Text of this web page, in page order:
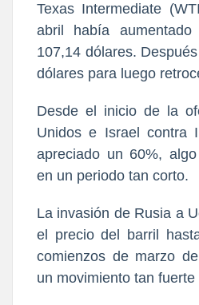
Texas Intermediate
abril había
107,14 dólares.
dólares para luego
Desde el inicio de la
Unidos e Israel contra
apreciado un 60%,
en un periodo tan corto.
La invasión de Rusia a
el precio del barril
comienzos de marzo
un movimiento tan